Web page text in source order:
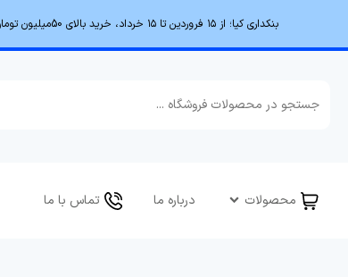
بنکداری کیا؛ از ۱۵ فروردین تا ۱۵ خرداد، خرید بالای 50میلیون تومان رایگان شد!
محصولات درباره ما تماس با ما